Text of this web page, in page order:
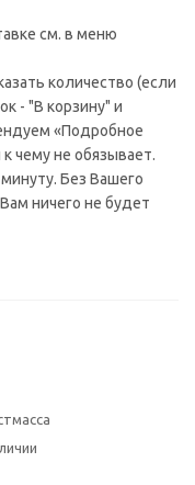
см. в меню
количество (если
- "В корзину" и
«Подробное
чему не обязывает.
Без Вашего
ничего не будет